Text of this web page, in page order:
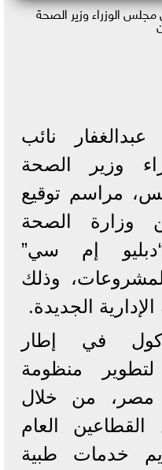
مجلس الوزراء وزير الصحة
نائب
وزير الصحة
مراسم توقيع
وزارة الصحة
إم سي”
وذلك
الجديدة.
في إطار
لتطوير منظومة
مصر، من خلال
العام
خدمات طبية